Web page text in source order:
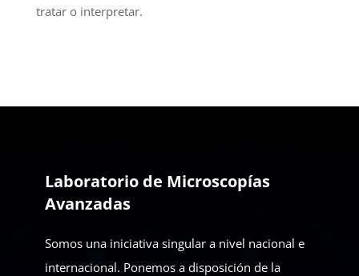
tratar o interpretar.
Laboratorio de Microscopías
Avanzadas
Somos una iniciativa singular a nivel nacional e
internacional. Ponemos a disposición de la